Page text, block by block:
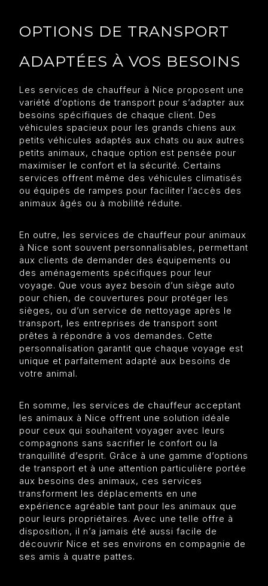
OPTIONS DE TRANSPORT
ADAPTÉES À VOS BESOINS
Les services de chauffeur à Nice proposent une
variété d’options de transport pour s’adapter aux
besoins spécifiques de chaque client. Des
véhicules spacieux pour les grands chiens aux
petits véhicules adaptés aux chats ou aux autres
petits animaux, chaque option est pensée pour
maximiser le confort et la sécurité. Certains
services offrent même des véhicules climatisés
ou équipés de rampes pour faciliter l’accès des
animaux âgés ou à mobilité réduite.
En outre, les services de chauffeur pour animaux
à Nice sont souvent personnalisables, permettant
aux clients de demander des équipements ou
des aménagements spécifiques pour leur
voyage. Que vous ayez besoin d’un siège auto
pour chien, de couvertures pour protéger les
sièges, ou d’un service de nettoyage après le
transport, les entreprises de transport sont
prêtes à répondre à vos demandes. Cette
personnalisation garantit que chaque voyage est
unique et parfaitement adapté aux besoins de
votre animal.
En somme, les services de chauffeur acceptant
les animaux à Nice offrent une solution idéale
pour ceux qui souhaitent voyager avec leurs
compagnons sans sacrifier le confort ou la
tranquillité d’esprit. Grâce à une gamme d’options
de transport et à une attention particulière portée
aux besoins des animaux, ces services
transforment les déplacements en une
expérience agréable tant pour les animaux que
pour leurs propriétaires. Avec une telle offre à
disposition, il n’a jamais été aussi facile de
découvrir Nice et ses environs en compagnie de
ses amis à quatre pattes.